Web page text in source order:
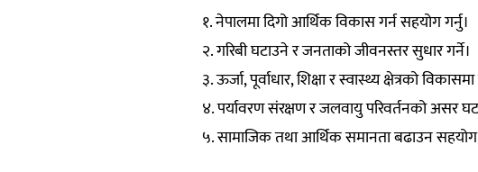
१. नेपालमा दिगो आर्थिक विकास गर्न सहयोग गर्नु।
२. गरिबी घटाउने र जनताको जीवनस्तर सुधार गर्ने।
३. ऊर्जा, पूर्वाधार, शिक्षा र स्वास्थ्य क्षेत्रको
४. पर्यावरण संरक्षण र जलवायु परिवर्तनको असर
५. सामाजिक तथा आर्थिक समानता बढाउन सहयोग